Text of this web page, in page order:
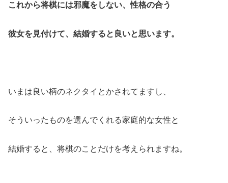
これから将棋には邪魔をしない、性格の合う
彼女を見付けて、結婚すると良いと思います。
いまは良い柄のネクタイとかされてますし、
そういったものを選んでくれる家庭的な女性と
結婚すると、将棋のことだけを考えられますね。